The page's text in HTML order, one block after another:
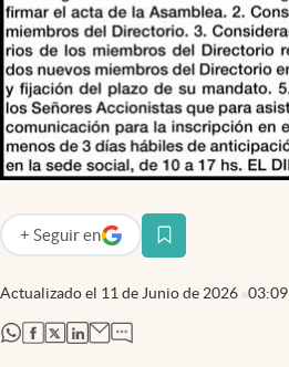
Clase
Clima
Mundial 2026
Eventos Corporativos
El Cronista Studio
Mediakit
abre en nueva pestaña
Actualizado el 11 de Junio de 2026 03:09
+ Seguir en
abre en nueva pestaña
abre en nueva pestaña
abre en nueva pestaña
abre en nueva pestaña
abre en nueva pestaña